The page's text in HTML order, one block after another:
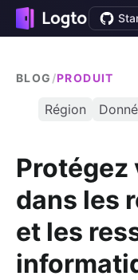
BLOG /PRODUIT
Région
dans les
et les